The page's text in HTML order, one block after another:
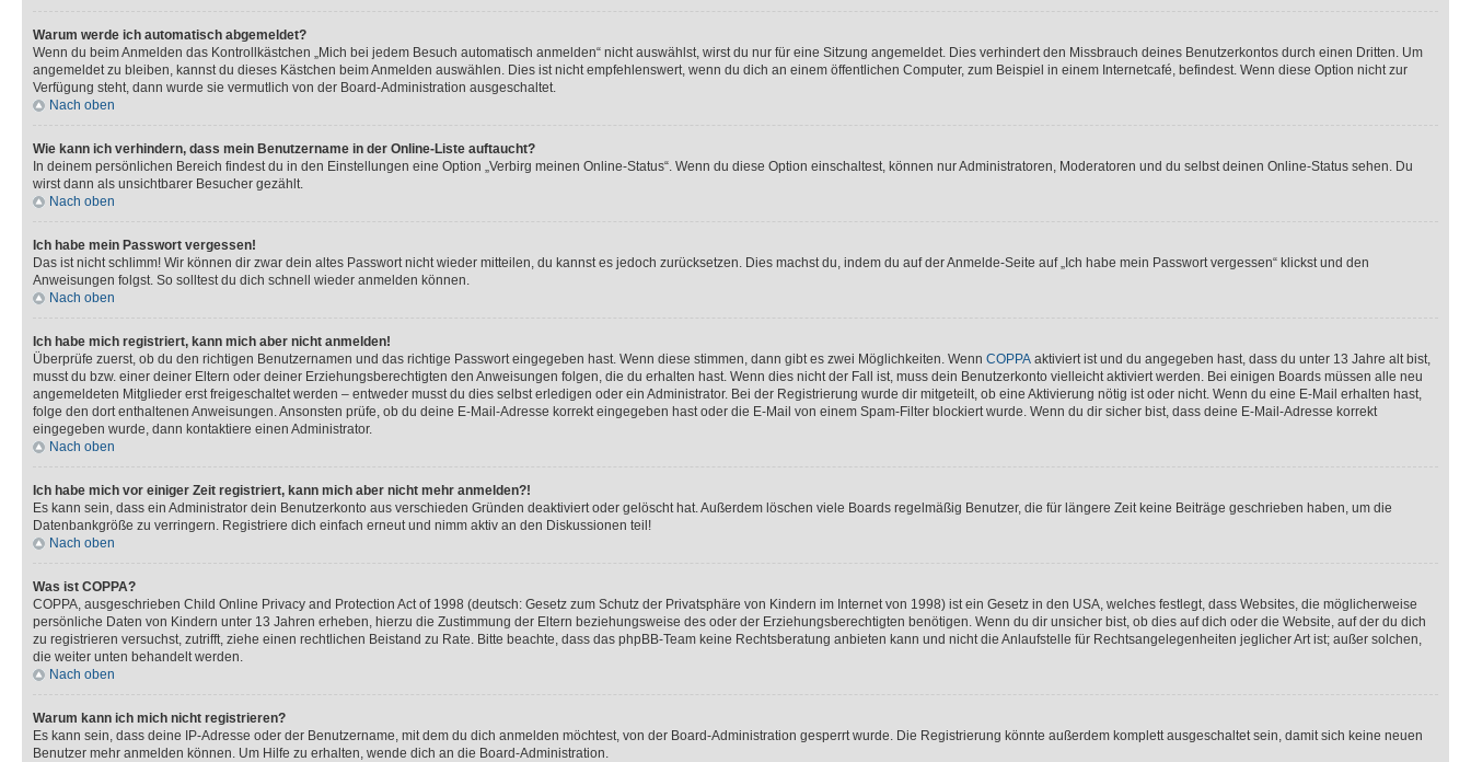
Warum werde ich automatisch abgemeldet?
Wenn du beim Anmelden das Kontrollkästchen „Mich bei jedem Besuch automatisch anmelden“ nicht auswählst, wirst du nur für eine Sitzung angemeldet. Dies verhindert den Missbrauch deines Benutzerkontos durch einen Dritten. Um
angemeldet zu bleiben, kannst du dieses Kästchen beim Anmelden auswählen. Dies ist nicht empfehlenswert, wenn du dich an einem öffentlichen Computer, zum Beispiel in einem Internetcafé, befindest. Wenn diese Option nicht zur
Verfügung steht, dann wurde sie vermutlich von der Board-Administration ausgeschaltet.
Nach oben
Wie kann ich verhindern, dass mein Benutzername in der Online-Liste auftaucht?
In deinem persönlichen Bereich findest du in den Einstellungen eine Option „Verbirg meinen Online-Status“. Wenn du diese Option einschaltest, können nur Administratoren, Moderatoren und du selbst deinen Online-Status sehen. Du
wirst dann als unsichtbarer Besucher gezählt.
Nach oben
Ich habe mein Passwort vergessen!
Das ist nicht schlimm! Wir können dir zwar dein altes Passwort nicht wieder mitteilen, du kannst es jedoch zurücksetzen. Dies machst du, indem du auf der Anmelde-Seite auf „Ich habe mein Passwort vergessen“ klickst und den
Anweisungen folgst. So solltest du dich schnell wieder anmelden können.
Nach oben
Ich habe mich registriert, kann mich aber nicht anmelden!
Überprüfe zuerst, ob du den richtigen Benutzernamen und das richtige Passwort eingegeben hast. Wenn diese stimmen, dann gibt es zwei Möglichkeiten. Wenn COPPA aktiviert ist und du angegeben hast, dass du unter 13 Jahre alt bist,
musst du bzw. einer deiner Eltern oder deiner Erziehungsberechtigten den Anweisungen folgen, die du erhalten hast. Wenn dies nicht der Fall ist, muss dein Benutzerkonto vielleicht aktiviert werden. Bei einigen Boards müssen alle neu
angemeldeten Mitglieder erst freigeschaltet werden – entweder musst du dies selbst erledigen oder ein Administrator. Bei der Registrierung wurde dir mitgeteilt, ob eine Aktivierung nötig ist oder nicht. Wenn du eine E-Mail erhalten hast,
folge den dort enthaltenen Anweisungen. Ansonsten prüfe, ob du deine E-Mail-Adresse korrekt eingegeben hast oder die E-Mail von einem Spam-Filter blockiert wurde. Wenn du dir sicher bist, dass deine E-Mail-Adresse korrekt
eingegeben wurde, dann kontaktiere einen Administrator.
Nach oben
Ich habe mich vor einiger Zeit registriert, kann mich aber nicht mehr anmelden?!
Es kann sein, dass ein Administrator dein Benutzerkonto aus verschieden Gründen deaktiviert oder gelöscht hat. Außerdem löschen viele Boards regelmäßig Benutzer, die für längere Zeit keine Beiträge geschrieben haben, um die
Datenbankgröße zu verringern. Registriere dich einfach erneut und nimm aktiv an den Diskussionen teil!
Nach oben
Was ist COPPA?
COPPA, ausgeschrieben Child Online Privacy and Protection Act of 1998 (deutsch: Gesetz zum Schutz der Privatsphäre von Kindern im Internet von 1998) ist ein Gesetz in den USA, welches festlegt, dass Websites, die möglicherweise
persönliche Daten von Kindern unter 13 Jahren erheben, hierzu die Zustimmung der Eltern beziehungsweise des oder der Erziehungsberechtigten benötigen. Wenn du dir unsicher bist, ob dies auf dich oder die Website, auf der du dich
zu registrieren versuchst, zutrifft, ziehe einen rechtlichen Beistand zu Rate. Bitte beachte, dass das phpBB-Team keine Rechtsberatung anbieten kann und nicht die Anlaufstelle für Rechtsangelegenheiten jeglicher Art ist; außer solchen,
die weiter unten behandelt werden.
Nach oben
Warum kann ich mich nicht registrieren?
Es kann sein, dass deine IP-Adresse oder der Benutzername, mit dem du dich anmelden möchtest, von der Board-Administration gesperrt wurde. Die Registrierung könnte außerdem komplett ausgeschaltet sein, damit sich keine neuen
Benutzer mehr anmelden können. Um Hilfe zu erhalten, wende dich an die Board-Administration.